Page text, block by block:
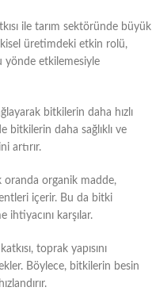
ile tarım sektöründe büyük
üretimdeki etkin rolü,
yönde etkilemesiyle
bitkilerin daha hızlı
bitkilerin daha sağlıklı ve
artırır.
oranda organik madde,
içerir. Bu da bitki
karşılar.
toprak yapısını
Böylece, bitkilerin besin